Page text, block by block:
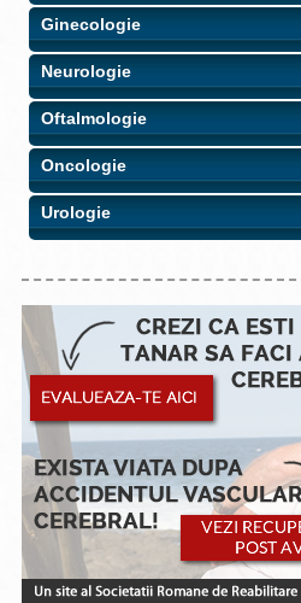
Ginecologie
Neurologie
Oftalmologie
Oncologie
Urologie